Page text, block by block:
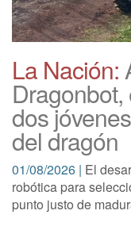
La Nación:
dos
del dragón
01/08/2026 | El
robótica para
punto justo de